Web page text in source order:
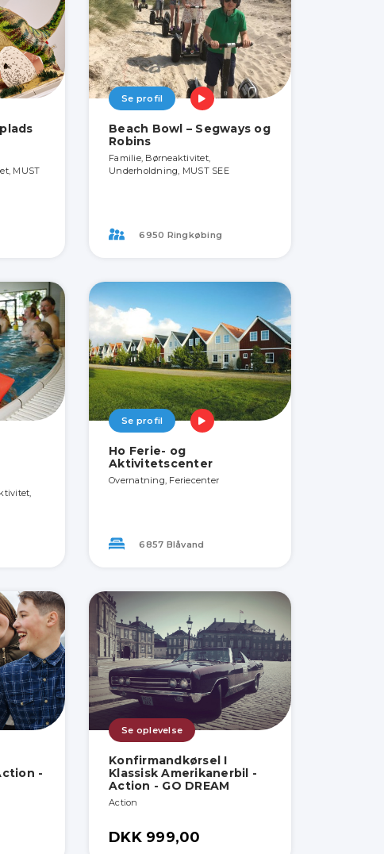
MUST
Se profil
Beach Bowl – Segways og
Robins
Familie, Børneaktivitet,
Underholdning, MUST SEE
6950 Ringkøbing
Se profil
Ho Ferie- og
Aktivitetscenter
Overnatning, Feriecenter
6857 Blåvand
-
Se oplevelse
Konfirmandkørsel I
Klassisk Amerikanerbil -
Action - GO DREAM
Action
DKK 999,00